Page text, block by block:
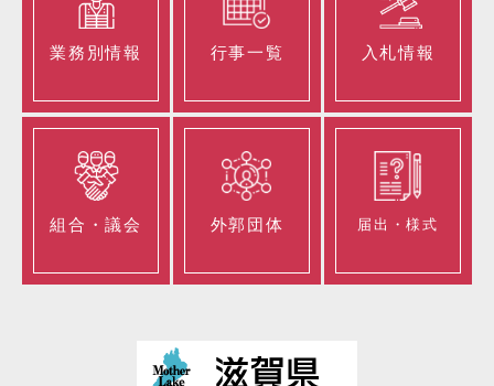
業務別情報 行事一覧 入札情報
組合・議会 外郭団体 届出・様式